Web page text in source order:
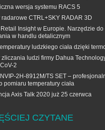
wersja systemu RACS 5
radarowe CTRL+SKY RADAR 3D
Insight w Europie. Narzędzie
w handlu detalicznym
ludzkiego ciała dzięki
zliczania ludzi firmy Dahua
2
2H-8912M/TS SET –
pomiaru temperatury ciała
Axis Talk 2020 już 25 czerwca
CZYTANE